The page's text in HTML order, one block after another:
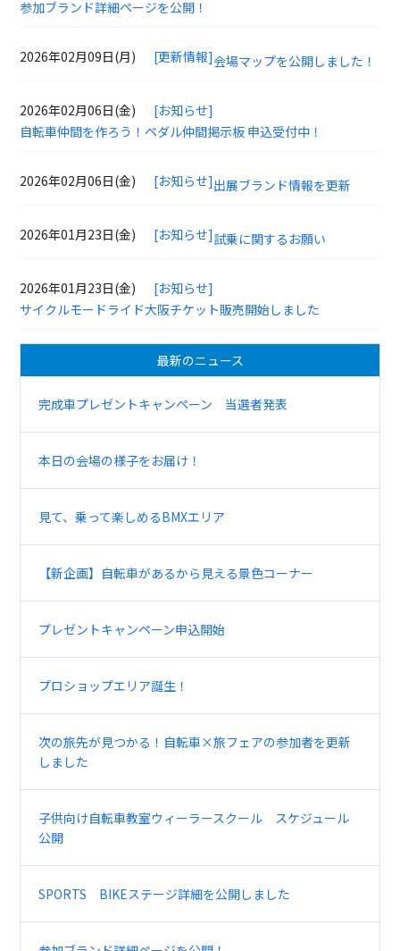
参加ブランド詳細ページを公開！
2026年02月09日(月) [更新情報]会場マップを公開しました！
2026年02月06日(金)
[お知らせ]
自転車仲間を作ろう！ペダル仲間掲示板 申込受付中！
2026年02月06日(金) [お知らせ]出展ブランド情報を更新
2026年01月23日(金) [お知らせ]試乗に関するお願い
2026年01月23日(金)
[お知らせ]
サイクルモードライド大阪チケット販売開始しました
最新のニュース
完成車プレゼントキャンペーン 当選者発表
本日の会場の様子をお届け！
見て、乗って楽しめるBMXエリア
【新企画】自転車があるから見える景色コーナー
プレゼントキャンペーン申込開始
プロショップエリア誕生！
次の旅先が見つかる！自転車×旅フェアの参加者を更新
しました
子供向け自転車教室ウィーラースクール スケジュール
公開
SPORTS BIKEステージ詳細を公開しました